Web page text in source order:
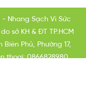
Nhang Sạch Vì Sức
sở KH & ĐT TP.HCM
Phủ, Phường 17,
thoại: 0866828980.